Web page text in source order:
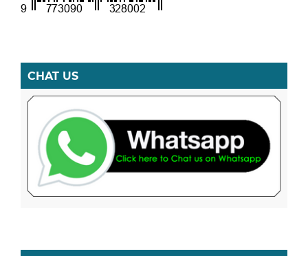
CHAT US